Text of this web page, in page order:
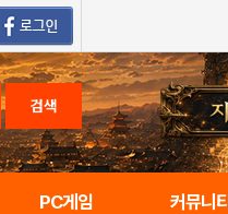
검색
PC게임 커뮤니티